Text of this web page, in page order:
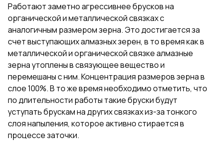
Работают заметно агрессивнее брусков на
органической и металлической связках с
аналогичным размером зерна. Это достигается за
счет выступающих алмазных зерен, в то время как в
металлической и органической связке алмазные
зерна утоплены в связующее вещество и
перемешаны с ним. Концентрация размеров зерна в
слое 100%. В то же время необходимо отметить, что
по длительности работы такие бруски будут
уступать брускам на других связках из-за тонкого
слоя напыления, которое активно стирается в
процессе заточки.